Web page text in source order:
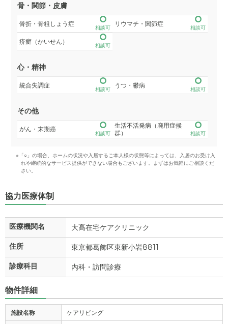
骨・関節・皮膚
骨折・骨粗しょう症
相談可
リウマチ・関節症
相談可
疥癬（かいせん）
相談可
心・精神
統合失調症
相談可
うつ・鬱病
相談可
その他
がん・末期癌
相談可
生活不活発病（廃用症候
群）
相談可
※「○」の場合、ホームの状況や入居するご本人様の状態等によっては、入居のお受け入
れや継続的なサービス提供ができない場合もございます。まずはお気軽にご相談くだ
さい。
協力医療体制
医療機関名 大髙在宅ケアクリニック
住所 東京都葛飾区東新小岩8811
診療科目 内科・訪問診療
物件詳細
施設名称 ケアリビング